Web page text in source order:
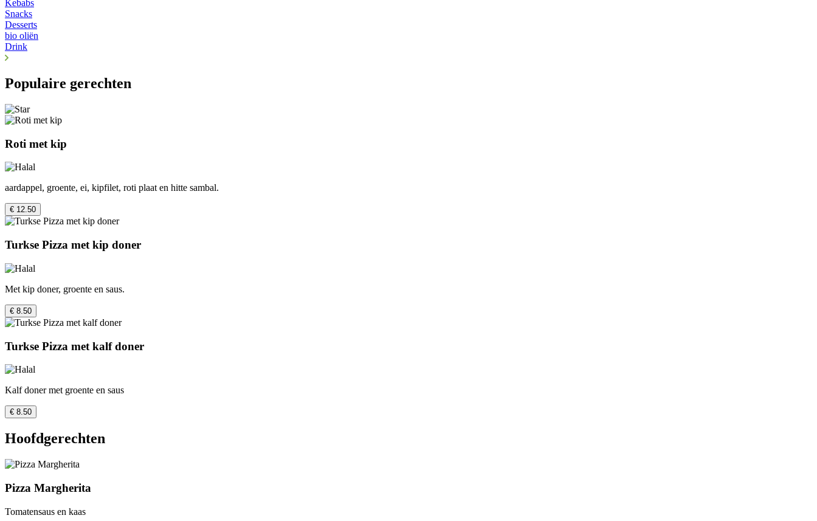
Kebabs
Snacks
Desserts
bio oliën
Drink
Populaire gerechten
Roti met kip
aardappel, groente, ei, kipfilet, roti plaat en hitte sambal.
€ 12.50
Turkse Pizza met kip doner
Met kip doner, groente en saus.
€ 8.50
Turkse Pizza met kalf doner
Kalf doner met groente en saus
€ 8.50
Hoofdgerechten
Pizza Margherita
Tomatensaus en kaas